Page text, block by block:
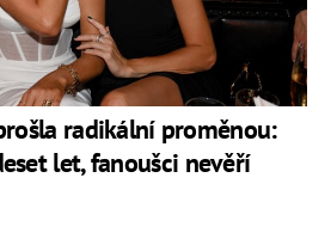
radikální proměnou:
let, fanoušci nevěří